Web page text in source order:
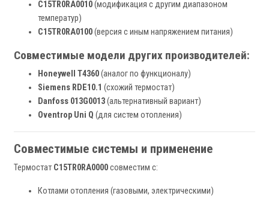
C15TR0RA0010(модификация с другим диапазоном
температур)
C15TR0RA0100(версия с иным напряжением питания)
Совместимые модели других производителей:
Honeywell T4360(аналог по функционалу)
Siemens RDE10.1 (схожий термостат)
Danfoss 013G0013(альтернативный вариант)
Oventrop Uni Q (для систем отопления)
Совместимые системы и применение
Термостат C15TR0RA0000совместим с:
Котлами отопления (газовыми, электрическими)